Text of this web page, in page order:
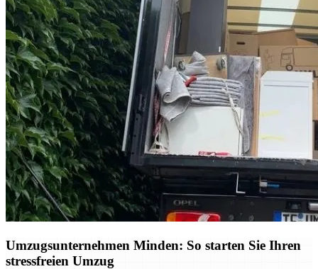
Umzugsunternehmen Minden: So starten Sie Ihren
stressfreien Umzug